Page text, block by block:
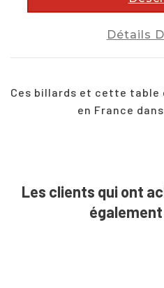
Détails
Ces billards et cette
en France
Les clients qui ont